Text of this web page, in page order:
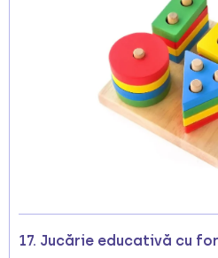
17. Jucărie educativă cu